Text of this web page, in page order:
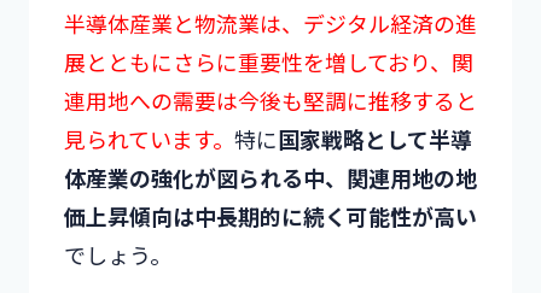
半導体産業と物流業は、デジタル経済の進
展とともにさらに重要性を増しており、関
連用地への需要は今後も堅調に推移すると
見られています。 特に国家戦略として半導
体産業の強化が図られる中、関連用地の地
価上昇傾向は中長期的に続く可能性が高い
でしょう。